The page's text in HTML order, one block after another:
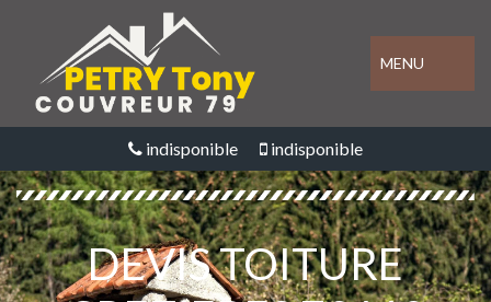
MENU
indisponible indisponible
DEVIS TOITURE